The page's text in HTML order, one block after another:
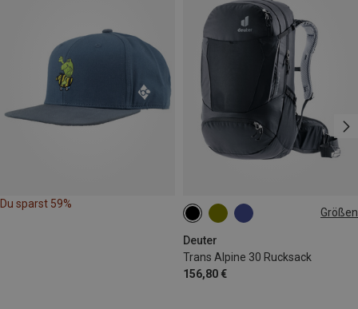
Du sparst 59%
Größen
Deuter
Trans Alpine 30 Rucksack
156,80 €
30L